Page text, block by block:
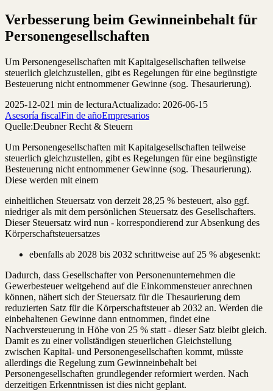
Verbesserung beim Gewinneinbehalt für
Personengesellschaften
Um Personengesellschaften mit Kapitalgesellschaften teilweise
steuerlich gleichzustellen, gibt es Regelungen für eine begünstigte
Besteuerung nicht entnommener Gewinne (sog. Thesaurierung).
2025-12-021 min de lecturaActualizado: 2026-06-15
Asesoría fiscalFin de añoEmpresarios
Quelle:Deubner Recht & Steuern
Um Personengesellschaften mit Kapitalgesellschaften teilweise
steuerlich gleichzustellen, gibt es Regelungen für eine begünstigte
Besteuerung nicht entnommener Gewinne (sog. Thesaurierung).
Diese werden mit einem
einheitlichen Steuersatz von derzeit 28,25 % besteuert, also ggf.
niedriger als mit dem persönlichen Steuersatz des Gesellschafters.
Dieser Steuersatz wird nun - korrespondierend zur Absenkung des
Körperschaftsteuersatzes
ebenfalls ab 2028 bis 2032 schrittweise auf 25 % abgesenkt:
Dadurch, dass Gesellschafter von Personenunternehmen die
Gewerbesteuer weitgehend auf die Einkommensteuer anrechnen
können, nähert sich der Steuersatz für die Thesaurierung dem
reduzierten Satz für die Körperschaftsteuer ab 2032 an. Werden die
einbehaltenen Gewinne dann entnommen, findet eine
Nachversteuerung in Höhe von 25 % statt - dieser Satz bleibt gleich.
Damit es zu einer vollständigen steuerlichen Gleichstellung
zwischen Kapital- und Personengesellschaften kommt, müsste
allerdings die Regelung zum Gewinneinbehalt bei
Personengesellschaften grundlegender reformiert werden. Nach
derzeitigen Erkenntnissen ist dies nicht geplant.